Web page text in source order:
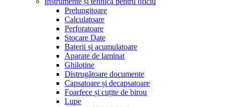
Prelungitoare
Calculatoare
Perforatoare
Stocare Date
Baterii și acumulatoare
Aparate de laminat
Ghilotine
Distrugătoare documente
Capsatoare și decapsatoare
Foarfece și cuțite de birou
Lupe